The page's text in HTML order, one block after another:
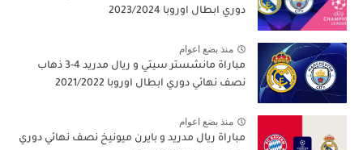
دوري ابطال اوروبا 2023/2024
منذ بضع اعوام
مباراة مانشستر سيتي و ريال مدريد 4-3 ذهاب
نصف نهائي دوري ابطال اوروبا 2021/2022
منذ بضع اعوام
مباراة ريال مدريد و بايرن ميونيخ نصف نهائي دوري